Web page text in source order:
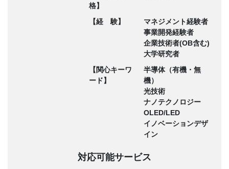
格】
【経 験】
マネジメント経験者
事業開発経験者
企業技術者(OB含む)
大学研究者
【関心キーワ
ード】
半導体（有機・無
機）
光技術
ナノテクノロジー
OLED/LED
イノベーションデザ
イン
対応可能サービス